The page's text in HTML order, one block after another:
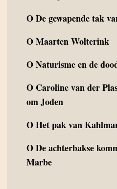
ODe gewapende tak
OMaarten Wolterink
ONaturisme en de
O Caroline van der
om Joden
OHet pak van
ODe achterbakse
Marbe